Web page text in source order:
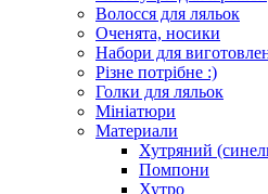
Волосся для ляльок
Оченята, носики
Набори для
Різне потрібне :)
Голки для ляльок
Мініатюри
Материали
Хутряний
Помпони
Хутро